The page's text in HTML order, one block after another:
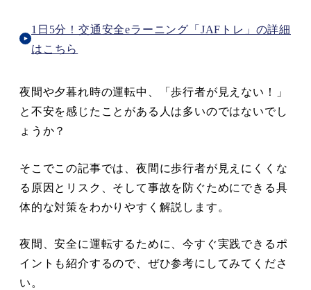
1日5分！交通安全eラーニング「JAFトレ」の詳細
はこちら
夜間や夕暮れ時の運転中、「歩行者が見えない！」
と不安を感じたことがある人は多いのではないでし
ょうか？
そこでこの記事では、夜間に歩行者が見えにくくな
る原因とリスク、そして事故を防ぐためにできる具
体的な対策をわかりやすく解説します。
夜間、安全に運転するために、今すぐ実践できるポ
イントも紹介するので、ぜひ参考にしてみてくださ
い。